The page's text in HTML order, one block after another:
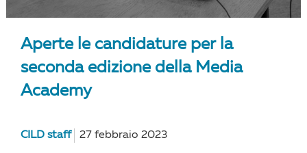
Aperte le candidature per la
seconda edizione della Media
Academy
CILD staff 27 febbraio 2023